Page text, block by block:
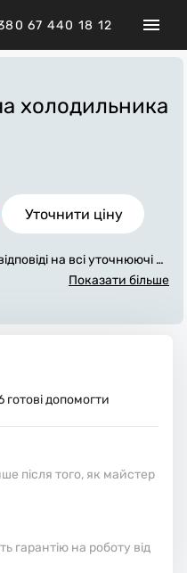
67 440 18 12
холодильника
Уточнити ціну
на всі уточнюючі за
холодильника». Ми зв'яж
за чистотою та приби
Показати більше
готові допомогти
після того, як майстер
гарантію на роботу від